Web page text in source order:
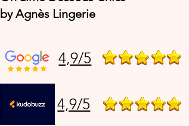
by Agnès Lingerie
4,9/5
4,9/5